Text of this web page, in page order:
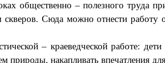
– полезного труда
Сюда можно отнести
– краеведческой работе:
природы, накапливать впечатления